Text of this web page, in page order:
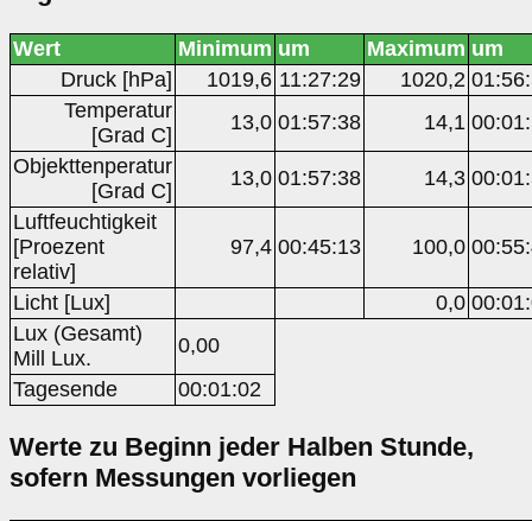
Wert Minimum um Maximum um
Druck [hPa]
1019,6 11:27:29 1020,2
Temperatur
[Grad C]
13,0 01:57:38 14,1
Objekttenperatur
[Grad C]
13,0 01:57:38 14,3
Luftfeuchtigkeit
[Proezent
relativ]
97,4 00:45:13 100,0
Licht [Lux] 0,0
Lux (Gesamt)
Mill Lux.
0,00
Tagesende
00:01:02
Werte zu Beginn jeder Halben Stunde,
sofern Messungen vorliegen